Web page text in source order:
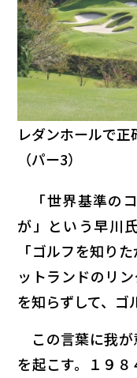
レダンホールで
（パー3）
「世界基準の
が」という早川
「ゴルフを知り
ットランドのリ
を知らずして、ゴ
この言葉に我
を起こす。１９